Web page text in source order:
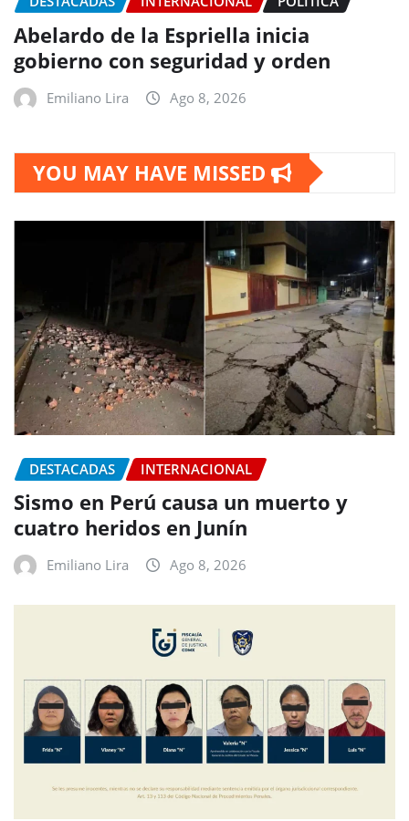
Abelardo de la Espriella inicia
gobierno con seguridad y orden
Emiliano Lira Ago 8, 2026
YOU MAY HAVE MISSED
DESTACADAS INTERNACIONAL
Sismo en Perú causa un muerto y
cuatro heridos en Junín
Emiliano Lira Ago 8, 2026